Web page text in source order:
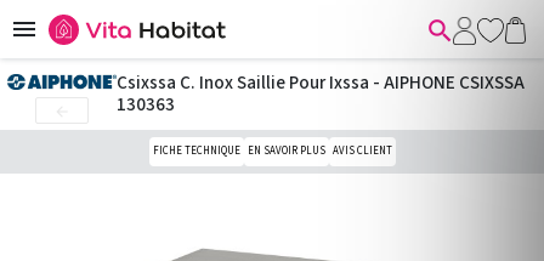
 
Csixssa C. Inox Saillie Pour Ixssa - AIPHONE CSIXSSA
130363
FICHE TECHNIQUE EN SAVOIR PLUS AVIS CLIENT